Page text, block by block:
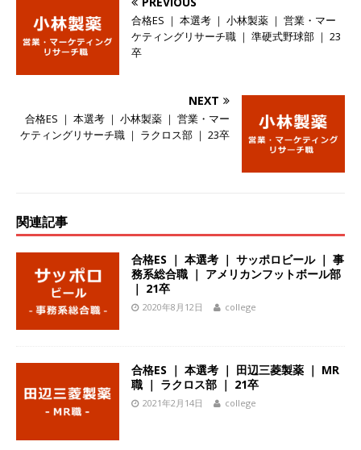
プと電通グループの傘下 ｜ 初任給40万 ｜ 人よ
り速く、高い成長を求める人には超魅力的な挑戦
始めたパイオニア企業 ｜ CARTA HOLDINGS
体育会積極採用企業
る ｜ 土日祝休み ｜ 年間休日124日 ｜ ギミック
体育会積極採用企業
知名度抜群の総合不動産会社 ｜ マンション販売
戸数近畿圏第3位 ｜ 初任給30万+手当、1年目で
合格ES ｜ 本選考 ｜ 小林製薬 ｜ 営業・マー
ケティングリサーチ職 ｜ 準硬式野球部 ｜ 23
卒
NEXT
合格ES ｜ 本選考 ｜ 小林製薬 ｜ 営業・マー
ケティングリサーチ職 ｜ ラクロス部 ｜ 23卒
関連記事
合格ES ｜ 本選考 ｜ サッポロビール ｜ 事
務系総合職 ｜ アメリカンフットボール部
｜ 21卒
2020年8月12日 college
合格ES ｜ 本選考 ｜ 田辺三菱製薬 ｜ MR
職 ｜ ラクロス部 ｜ 21卒
2021年2月14日 college